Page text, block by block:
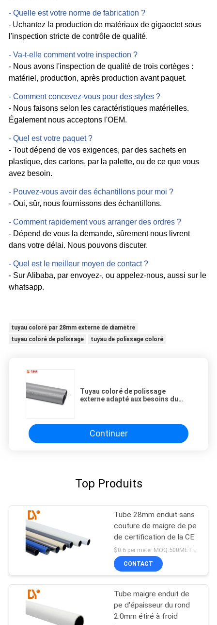
- Quelle est votre norme de fabrication ?
- Uchantez la production de matériaux de gigaoctet sous
l'inspection stricte de contrôle de qualité.
- Va-t-elle comment votre inspection ?
- Nous avons l'inspection de qualité de trois cortèges :
matériel, production, après production avant paquet.
- Comment concevez-vous pour des styles ?
- Nous faisons selon les caractéristiques matérielles.
Également nous acceptons l'OEM.
- Quel est votre paquet ?
- Tout dépend de vos exigences, par des sachets en
plastique, des cartons, par la palette, ou de ce que vous
avez besoin.
- Pouvez-vous avoir des échantillons pour moi ?
- Oui, sûr, nous fournissons des échantillons.
- Comment rapidement vous arranger des ordres ?
- Dépend de vous la demande, sûrement nous livrent
dans votre délai. Nous pouvons discuter.
- Quel est le meilleur moyen de contact ?
- Sur Alibaba, par envoyez-, ou appelez-nous, aussi sur le
whatsapp.
tuyau coloré par 28mm externe de diamètre
tuyau coloré de polissage
tuyau de polissage coloré
Tuyau coloré de polissage
externe adapté aux besoins du
Continuer
Top Produits
Tube 28mm enduit sans
couture de maigre de pe
de certification de la CE
$0.6 per meter MOQ:500METERS
CONTACT
Tube maigre enduit de
pe d'épaisseur du rond
2.0mm étiré à froid